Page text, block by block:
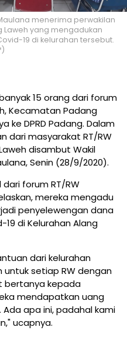
menerima perwakilan
Laweh yang mengadukan
19 di kelurahan tersebut.
15 orang dari forum
Kecamatan Padang
ke DPRD Padang. Dalam
dari masyarakat RT/RW
disambut Wakil
Senin (28/9/2020).
forum RT/RW
mereka mengadu
penyelewengan dana
di Kelurahan Alang
dari kelurahan
untuk setiap RW dengan
bertanya kepada
mendapatkan uang
Ada apa ini, padahal kami
ucapnya.